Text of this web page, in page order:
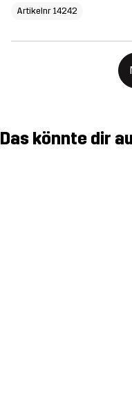
Artikelnr 14242
Das könnte dir